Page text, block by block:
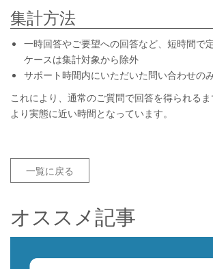
集計方法
一時回答やご要望への回答など、短時間で
ケースは集計対象から除外
サポート時間内にいただいた問い合わせの
これにより、通常のご質問で回答を得られるま
より実態に近い時間となっています。
一覧に戻る
オススメ記事